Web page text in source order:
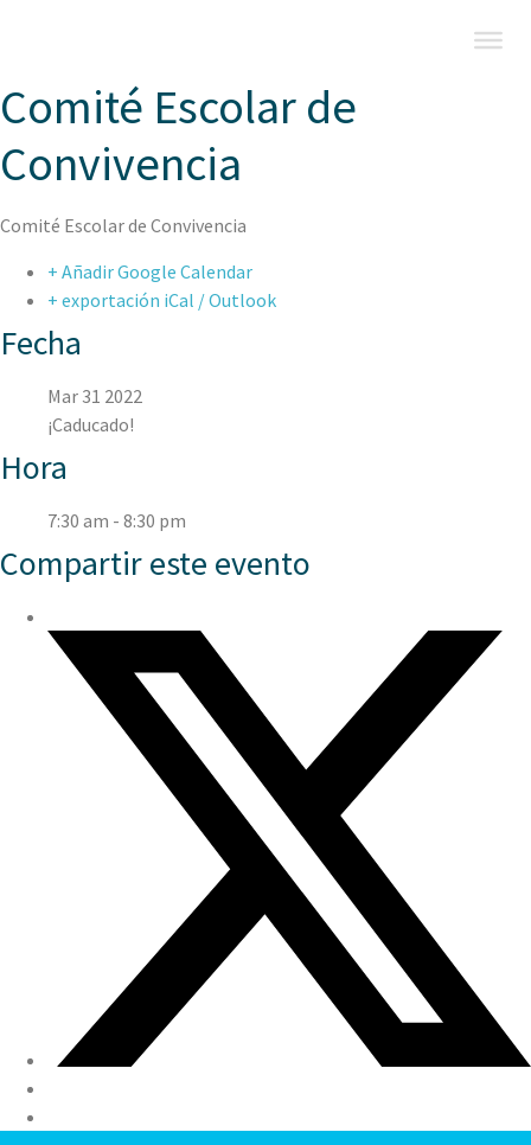
Comité Escolar de
Convivencia
Comité Escolar de Convivencia
+ Añadir Google Calendar
+ exportación iCal / Outlook
Fecha
Mar 31 2022
¡Caducado!
Hora
7:30 am - 8:30 pm
Compartir este evento